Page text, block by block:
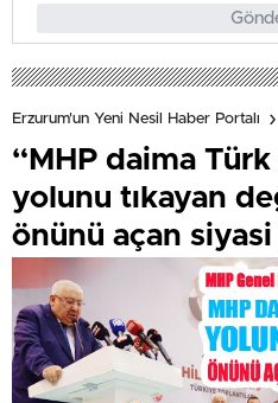
Erzurum'un Yeni Nesil Haber Portalı
“MHP daima
yolunu tıkayan
önünü açan